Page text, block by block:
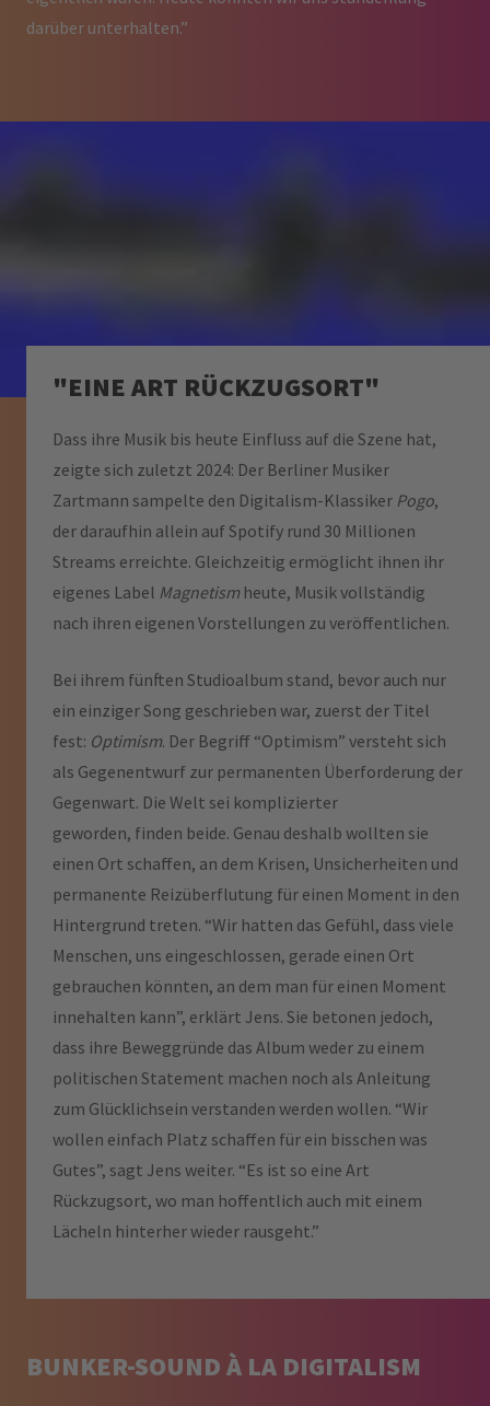
darüber unterhalten.”
"EINE ART RÜCKZUGSORT"
Dass ihre Musik bis heute Einfluss auf die Szene hat,
zeigte sich zuletzt 2024: Der Berliner Musiker
Zartmann sampelte den Digitalism-Klassiker Pogo,
der daraufhin allein auf Spotify rund 30 Millionen
Streams erreichte. Gleichzeitig ermöglicht ihnen ihr
eigenes Label Magnetismheute, Musik vollständig
nach ihren eigenen Vorstellungen zu veröffentlichen.
Bei ihrem fünften Studioalbum stand, bevor auch nur
ein einziger Song geschrieben war, zuerst der Titel
fest: Optimism. Der Begriff “Optimism” versteht sich
als Gegenentwurf zur permanenten Überforderung der
Gegenwart. Die Welt sei komplizierter
geworden, finden beide. Genau deshalb wollten sie
einen Ort schaffen, an dem Krisen, Unsicherheiten und
permanente Reizüberflutung für einen Moment in den
Hintergrund treten. “Wir hatten das Gefühl, dass viele
Menschen, uns eingeschlossen, gerade einen Ort
gebrauchen könnten, an dem man für einen Moment
innehalten kann”, erklärt Jens. Sie betonen jedoch,
dass ihre Beweggründe das Album weder zu einem
politischen Statement machen noch als Anleitung
zum Glücklichsein verstanden werden wollen. “Wir
wollen einfach Platz schaffen für ein bisschen was
Gutes”, sagt Jens weiter. “Es ist so eine Art
Rückzugsort, wo man hoffentlich auch mit einem
Lächeln hinterher wieder rausgeht.”
BUNKER-SOUND À LA DIGITALISM